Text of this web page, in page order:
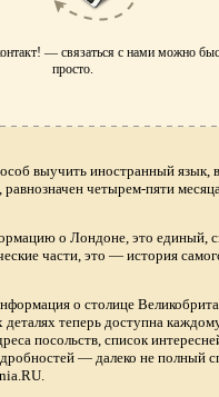
— связаться с нами можно
просто.
выучить иностранный язык,
равнозначен четырем-пяти
о Лондоне, это единый,
части, это — история
о столице
теперь доступна
посольств, список
— далеко не полный